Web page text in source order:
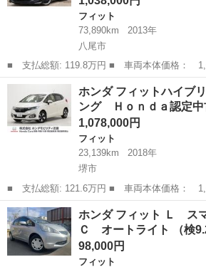
フィット
73,890km
2013年
八尾市
■ 支払総額: 119.8万円 ■ 車両本体価格： 1,038,000 円 ■ メーカ
ー名： ホンダ ■ 車種名： フィット ■ グ
ァインスタイル ☆６速ミッション☆無限フル
ザー☆無...
大阪 八尾市 フィット
ホンダ フィットハイブ
ング Ｈｏｎｄａ認定
1,078,000円
フィット
23,139km
2018年
堺市
■ 支払総額: 121.6万円 ■ 車両本体価格： 1,078,000 円 ■ メーカ
ー名： ホンダ ■ 車種名： フィットハイブ
名： Ｌホンダセンシング Ｈｏｎｄａ認定
ｏｎｄａ販...
大阪 堺市 フィット
ホンダ フィット Ｌ
Ｃ オートライト （検
98,000円
フィット